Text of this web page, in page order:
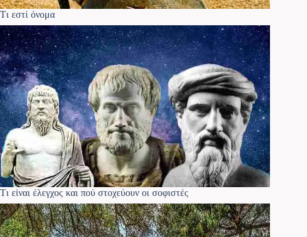
Τι εστί όνομα
Τι είναι έλεγχος και πού στοχεύουν οι σοφιστές